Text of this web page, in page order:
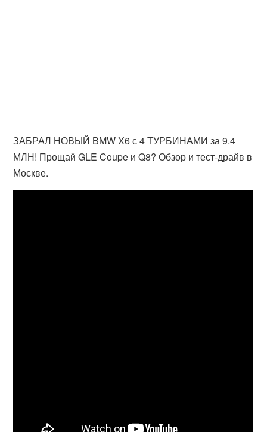
ЗАБРАЛ НОВЫЙ BMW X6 с 4 ТУРБИНАМИ за 9.4
МЛН! Прощай GLE Coupe и Q8? Обзор и тест-драйв в
Москве.